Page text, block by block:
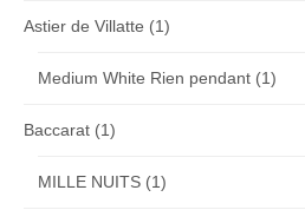
Astier de Villatte (1)
Medium White Rien pendant (1)
Baccarat (1)
MILLE NUITS (1)